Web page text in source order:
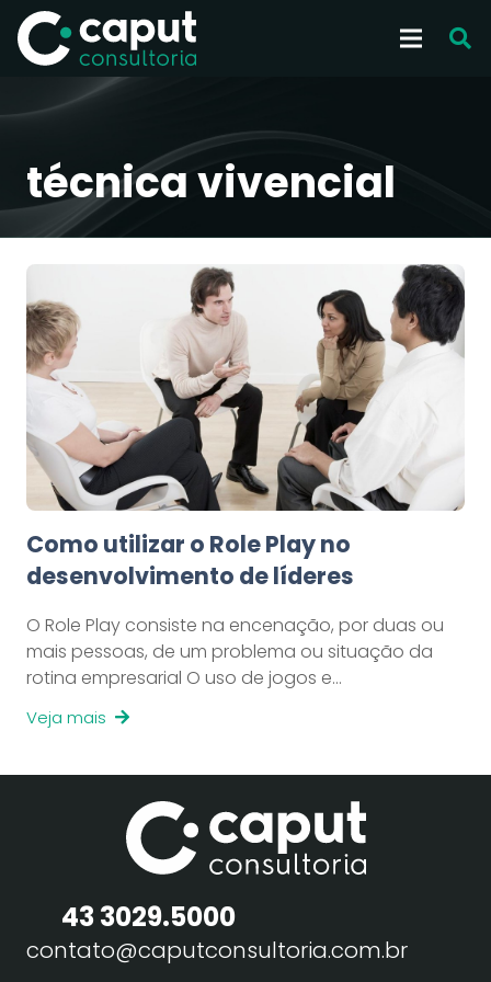
técnica vivencial
Como utilizar o Role Play no
desenvolvimento de líderes
O Role Play consiste na encenação, por duas ou
mais pessoas, de um problema ou situação da
rotina empresarial O uso de jogos e…
Veja mais
43 3029.5000
contato@caputconsultoria.com.br